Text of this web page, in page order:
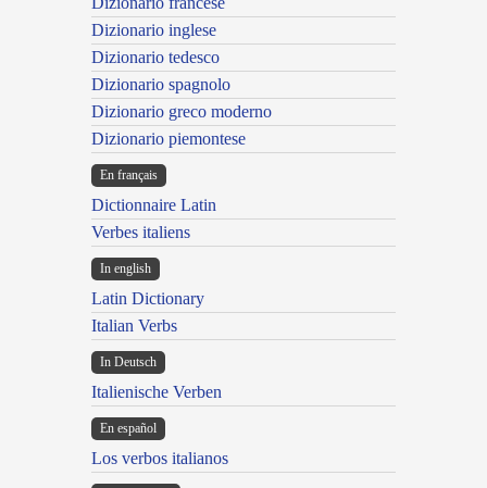
Dizionario inglese
Dizionario tedesco
Dizionario spagnolo
Dizionario greco moderno
Dizionario piemontese
En français
Dictionnaire Latin
Verbes italiens
In english
Latin Dictionary
Italian Verbs
In Deutsch
Italienische Verben
En español
Los verbos italianos